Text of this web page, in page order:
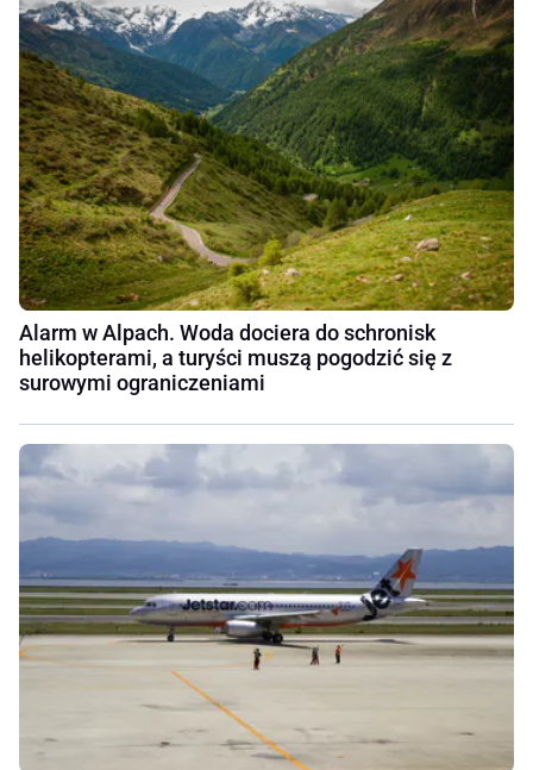
Alarm w Alpach. Woda dociera do schronisk
helikopterami, a turyści muszą pogodzić się z
surowymi ograniczeniami